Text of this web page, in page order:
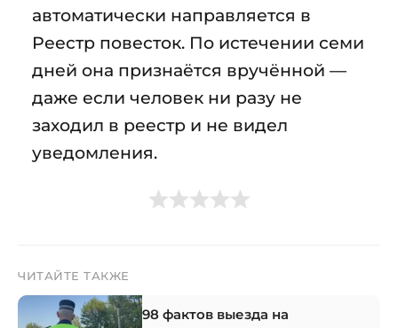
автоматически направляется в
Реестр повесток. По истечении семи
дней она признаётся вручённой —
даже если человек ни разу не
заходил в реестр и не видел
уведомления.
ЧИТАЙТЕ ТАКЖЕ
98 фактов выезда на